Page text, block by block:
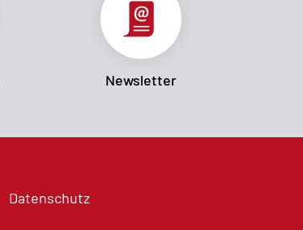
Newsletter
Datenschutz